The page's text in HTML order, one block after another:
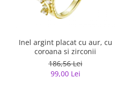
Inel argint placat cu aur, cu
coroana si zirconii
186,56 Lei
99,00 Lei